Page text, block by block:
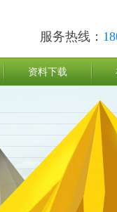
服务热线：
资料下载